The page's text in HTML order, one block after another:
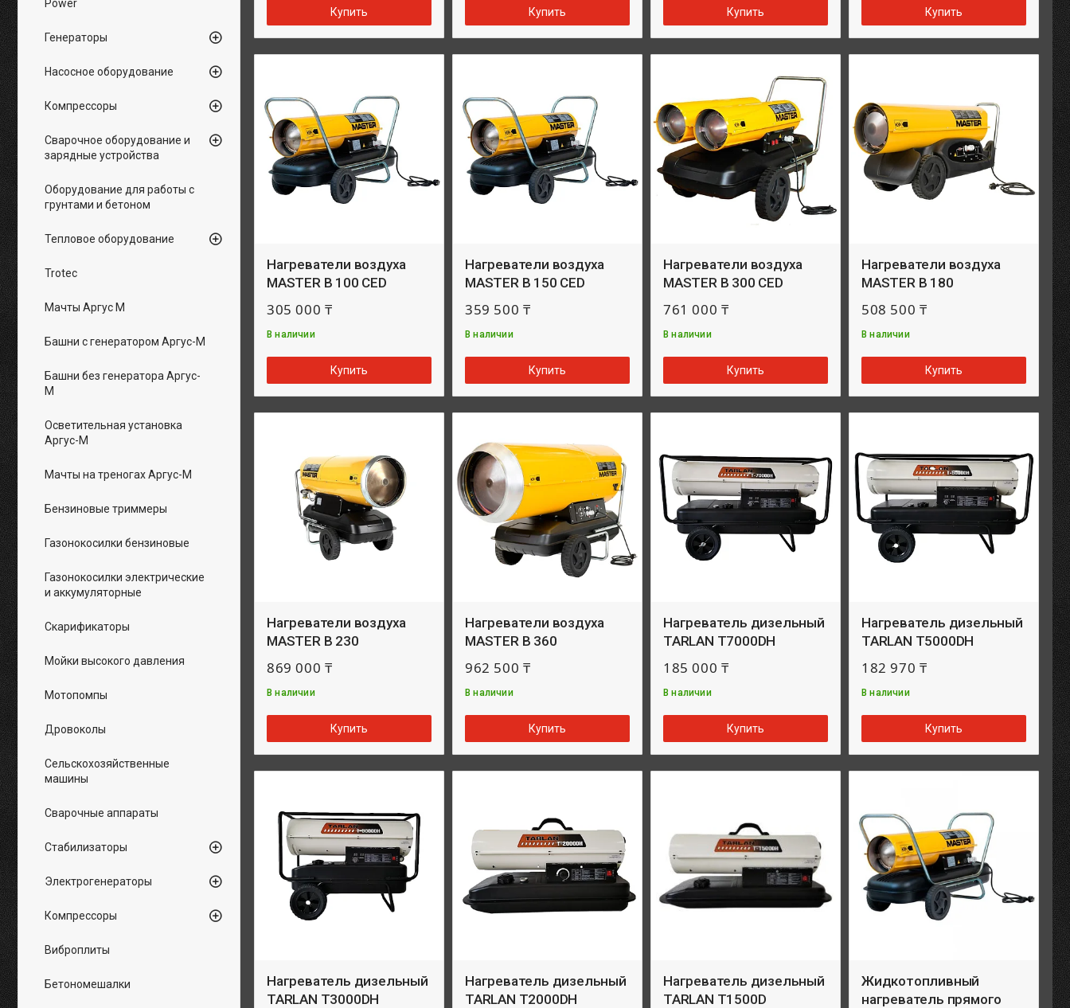
Купить Купить Купить Купить
Нагреватели воздуха
MASTER B 100 CED
305 000 ₸
В наличии
Купить
Нагреватели воздуха
MASTER B 150 CED
359 500 ₸
В наличии
Купить
Нагреватели воздуха
MASTER B 300 CED
761 000 ₸
В наличии
Купить
Нагреватели воздуха
MASTER B 180
508 500 ₸
В наличии
Купить
Нагреватели воздуха
MASTER B 230
869 000 ₸
В наличии
Купить
Нагреватели воздуха
MASTER B 360
962 500 ₸
В наличии
Купить
Нагреватель дизельный
TARLAN T7000DH
185 000 ₸
В наличии
Купить
Нагреватель дизельный
TARLAN T5000DH
182 970 ₸
В наличии
Купить
Нагреватель дизельный
TARLAN T3000DH
Нагреватель дизельный
TARLAN T2000DH
Нагреватель дизельный
TARLAN T1500D
Жидкотопливный
нагреватель прямого
Power
Генераторы
Насосное оборудование
Компрессоры
Сварочное оборудование и
зарядные устройства
Оборудование для работы с
грунтами и бетоном
Тепловое оборудование
Trotec
Мачты Аргус М
Башни с генератором Аргус-М
Башни без генератора Аргус-
М
Осветительная установка
Аргус-М
Мачты на треногах Аргус-М
Бензиновые триммеры
Газонокосилки бензиновые
Газонокосилки электрические
и аккумуляторные
Скарификаторы
Мойки высокого давления
Мотопомпы
Дровоколы
Сельскохозяйственные
машины
Сварочные аппараты
Стабилизаторы
Электрогенераторы
Компрессоры
Виброплиты
Бетономешалки